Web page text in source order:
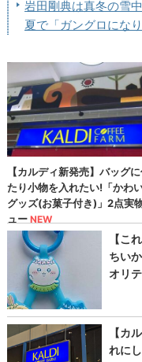
岩田剛典は真冬の雪
夏で「ガングロになり